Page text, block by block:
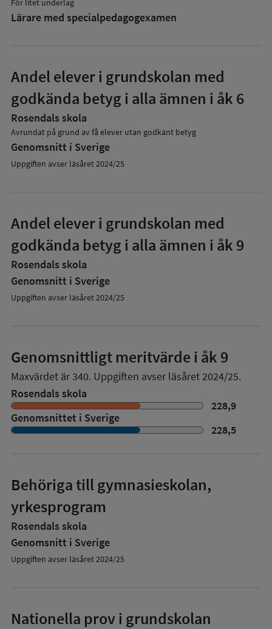
För litet underlag
Lärare med specialpedagog­examen
Andel elever i grundskolan med
godkända betyg i alla ämnen i åk 6
Rosendals skola
Avrundat på grund av få elever utan godkänt betyg
Genomsnitt i Sverige
Uppgiften avser läsåret 2024/25
Andel elever i grundskolan med
godkända betyg i alla ämnen i åk 9
Rosendals skola
Genomsnitt i Sverige
Uppgiften avser läsåret 2024/25
Genomsnittligt meritvärde i åk 9
Maxvärdet är 340. Uppgiften avser läsåret 2024/25.
Rosendals skola
228,9
Genomsnittet i Sverige
228,5
Behöriga till gymnasieskolan,
yrkesprogram
Rosendals skola
Genomsnitt i Sverige
Uppgiften avser läsåret 2024/25
Nationella prov i grundskolan